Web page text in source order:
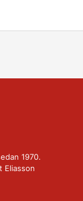
1970.
Eliasson